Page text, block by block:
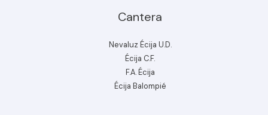
Cantera
Nevaluz Écija U.D.
Écija C.F.
F.A. Écija
Écija Balompié